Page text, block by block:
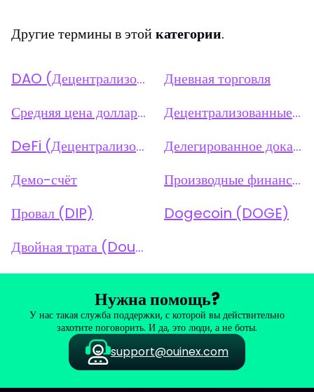
Другие термины в этойкатегории.
DAO (Децентрализованная автономная организация)
Дневная торговля
Средняя цена доллара (DCA)
Децентрализованные приложения (dApps)
DeFi (Децентрализованные финансы)
Делегированное доказательство доли (DPoS)
Демо-счёт
Производные финансовые инструменты
Провал (DIP)
Dogecoin (DOGE)
Двойная трата (Double-Spending)
Нужна помощь?
У нас такая служба поддержки, с которой вы действительно
захотите поговорить. И да, это люди, а не боты.
support@ouinex.com